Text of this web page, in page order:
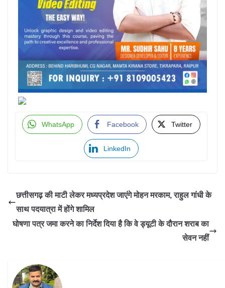
WhatsApp Facebook Twitter
LinkedIn
छत्तीसगढ़ की माटी लेकर मध्यप्रदेश जाएंगे मोहन मरकाम, राहुल गांधी के
साथ पदयात्रा में होंगे शामिल
घोषणा पत्र जमा करने का निर्देश दिया है कि वे ड्यूटी के दौरान शराब का
सेवन नहीं